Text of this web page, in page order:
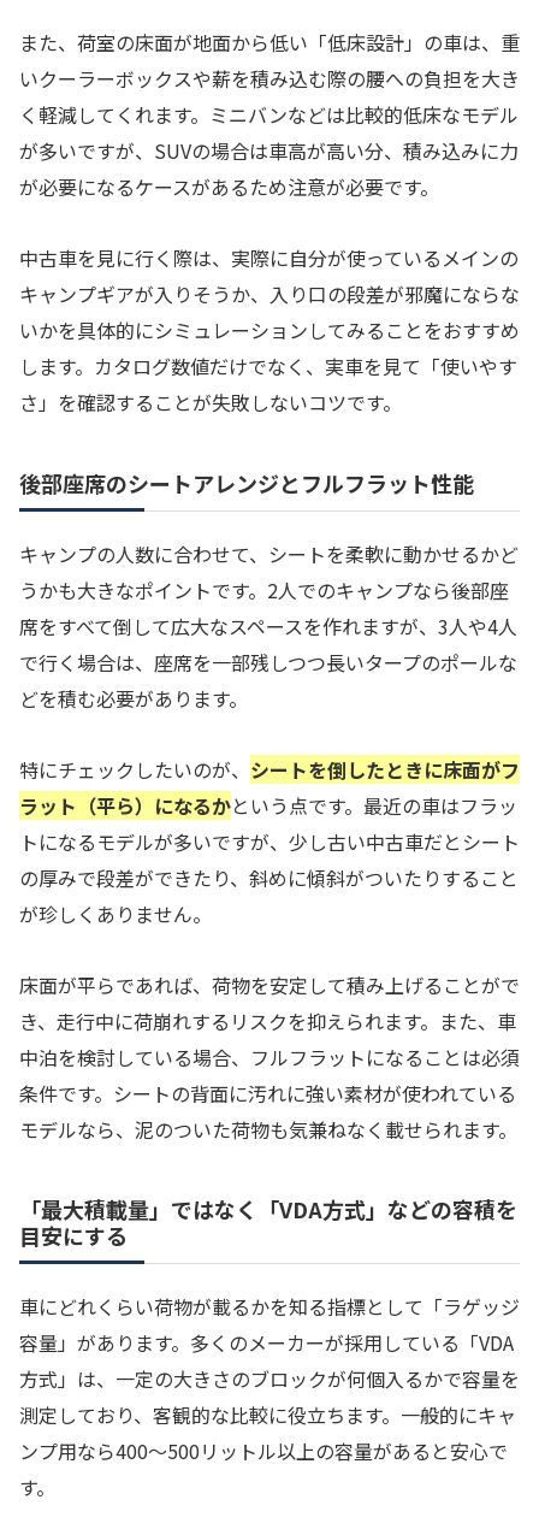
また、荷室の床面が地面から低い「低床設計」の車は、重
いクーラーボックスや薪を積み込む際の腰への負担を大き
く軽減してくれます。ミニバンなどは比較的低床なモデル
が多いですが、SUVの場合は車高が高い分、積み込みに力
が必要になるケースがあるため注意が必要です。
中古車を見に行く際は、実際に自分が使っているメインの
キャンプギアが入りそうか、入り口の段差が邪魔にならな
いかを具体的にシミュレーションしてみることをおすすめ
します。カタログ数値だけでなく、実車を見て「使いやす
さ」を確認することが失敗しないコツです。
後部座席のシートアレンジとフルフラット性能
キャンプの人数に合わせて、シートを柔軟に動かせるかど
うかも大きなポイントです。2人でのキャンプなら後部座
席をすべて倒して広大なスペースを作れますが、3人や4人
で行く場合は、座席を一部残しつつ長いタープのポールな
どを積む必要があります。
特にチェックしたいのが、 シートを倒したときに床面がフ
ラット（平ら）になるかという点です。最近の車はフラッ
トになるモデルが多いですが、少し古い中古車だとシート
の厚みで段差ができたり、斜めに傾斜がついたりすること
が珍しくありません。
床面が平らであれば、荷物を安定して積み上げることがで
き、走行中に荷崩れするリスクを抑えられます。また、車
中泊を検討している場合、フルフラットになることは必須
条件です。シートの背面に汚れに強い素材が使われている
モデルなら、泥のついた荷物も気兼ねなく載せられます。
「最大積載量」ではなく「VDA方式」などの容積を
目安にする
車にどれくらい荷物が載るかを知る指標として「ラゲッジ
容量」があります。多くのメーカーが採用している「VDA
方式」は、一定の大きさのブロックが何個入るかで容量を
測定しており、客観的な比較に役立ちます。一般的にキャ
ンプ用なら400〜500リットル以上の容量があると安心で
す。